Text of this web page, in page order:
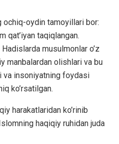
oydin tamoyillari bor:
qat’iyan taqiqlangan.
musulmonlar o’z
manbalardan olishlari va bu
va insoniyatning foydasi
ko’rsatilgan.
harakatlaridan ko’rinib
haqiqiy ruhidan juda